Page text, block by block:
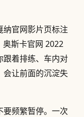
官网影片页标注
奥斯卡官网 2022
跟着排练、车内对
会让前面的沉淀失
频繁暂停。一次